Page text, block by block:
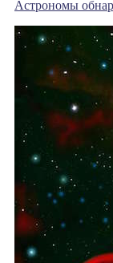
Астрономы